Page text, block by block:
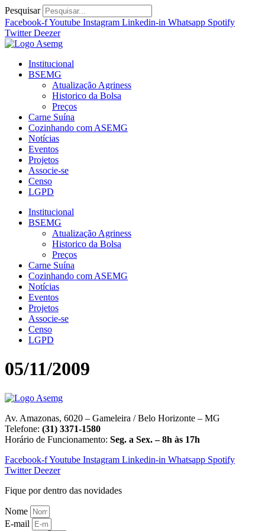
Ir
para
o
conteúdo
Pesquisar
Facebook-fYoutube Instagram Linkedin-in Whatsapp Spotify
Twitter Deezer
Institucional
BSEMG
Atualização Agriness
Historico da Bolsa
Preços
Carne Suína
Cozinhando com ASEMG
Notícias
Eventos
Projetos
Associe-se
Censo
LGPD
Institucional
BSEMG
Atualização Agriness
Historico da Bolsa
Preços
Carne Suína
Cozinhando com ASEMG
Notícias
Eventos
Projetos
Associe-se
Censo
LGPD
05/11/2009
Av. Amazonas, 6020 – Gameleira / Belo Horizonte – MG
Telefone: (31) 3371-1580
Horário de Funcionamento: Seg. a Sex. – 8h às 17h
Facebook-fYoutube Instagram Linkedin-in Whatsapp Spotify
Twitter Deezer
Fique por dentro das novidades
Nome
E-mail